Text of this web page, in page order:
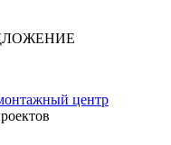
центр